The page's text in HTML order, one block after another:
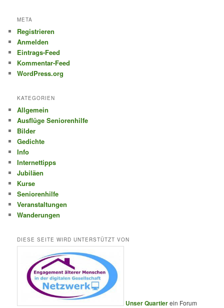
META
Registrieren
Anmelden
Eintrags-Feed
Kommentar-Feed
WordPress.org
KATEGORIEN
Allgemein
Ausflüge Seniorenhilfe
Bilder
Gedichte
Info
Internettipps
Jubiläen
Kurse
Seniorenhilfe
Veranstaltungen
Wanderungen
DIESE SEITE WIRD UNTERSTÜTZT VON
Unser Quartierein Forum